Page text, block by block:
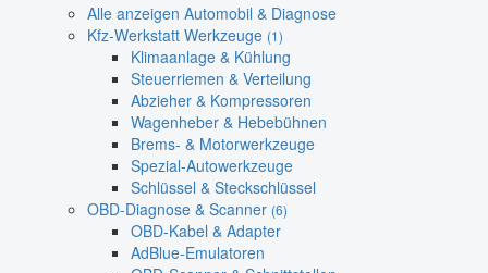
Alle anzeigen Automobil & Diagnose
Kfz-Werkstatt Werkzeuge (1)
Klimaanlage & Kühlung
Steuerriemen & Verteilung
Abzieher & Kompressoren
Wagenheber & Hebebühnen
Brems- & Motorwerkzeuge
Spezial-Autowerkzeuge
Schlüssel & Steckschlüssel
OBD-Diagnose & Scanner (6)
OBD-Kabel & Adapter
AdBlue-Emulatoren